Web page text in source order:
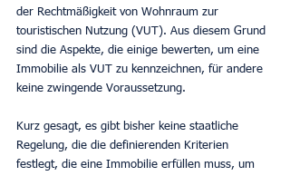
der Rechtmäßigkeit von Wohnraum zur
touristischen Nutzung (VUT). Aus diesem Grund
sind die Aspekte, die einige bewerten, um eine
Immobilie als VUT zu kennzeichnen, für andere
keine zwingende Voraussetzung.
Kurz gesagt, es gibt bisher keine staatliche
Regelung, die die definierenden Kriterien
festlegt, die eine Immobilie erfüllen muss, um